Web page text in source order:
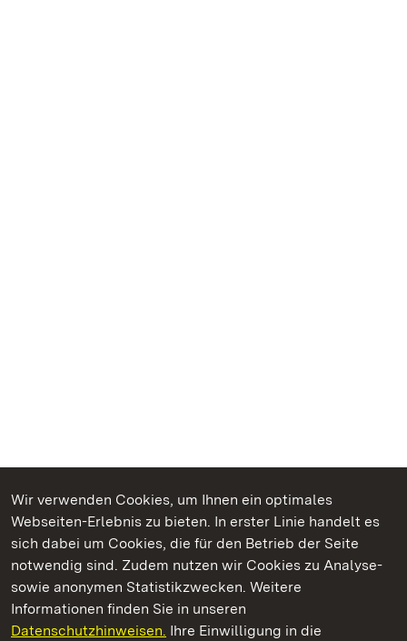
Wir verwenden Cookies, um Ihnen ein optimales
Webseiten-Erlebnis zu bieten. In erster Linie handelt es
sich dabei um Cookies, die für den Betrieb der Seite
notwendig sind. Zudem nutzen wir Cookies zu Analyse-
sowie anonymen Statistikzwecken. Weitere
Informationen finden Sie in unseren
Datenschutzhinweisen. Ihre Einwilligung in die
Kommen. Staunen. Genießen.
Staatliche Schlösser und Gärten Baden‑Württemberg